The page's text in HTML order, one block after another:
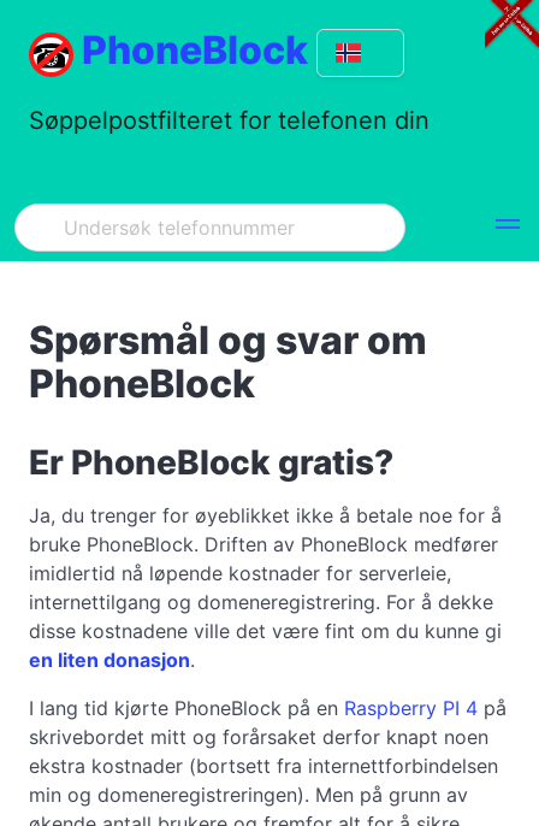
PhoneBlock
Søppelpostfilteret for telefonen din
Spørsmål og svar om
PhoneBlock
Er PhoneBlock gratis?
Ja, du trenger for øyeblikket ikke å betale noe for å
bruke PhoneBlock. Driften av PhoneBlock medfører
imidlertid nå løpende kostnader for serverleie,
internettilgang og domeneregistrering. For å dekke
disse kostnadene ville det være fint om du kunne gi
en liten donasjon.
I lang tid kjørte PhoneBlock på en Raspberry PI 4 på
skrivebordet mitt og forårsaket derfor knapt noen
ekstra kostnader (bortsett fra internettforbindelsen
min og domeneregistreringen). Men på grunn av